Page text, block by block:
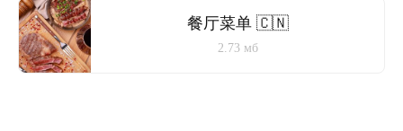
餐厅菜单 🇨🇳
2.73 мб